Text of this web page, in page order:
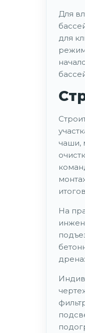
Для
для
чаши,
На